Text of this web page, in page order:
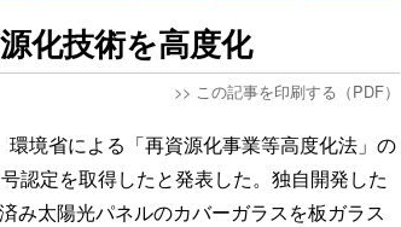
化技術を高度化
>> この記事を印刷する（PDF）
境省による「再資源化事業等高度化法」の
認定を取得したと発表した。独自開発した
み太陽光パネルのカバーガラスを板ガラス